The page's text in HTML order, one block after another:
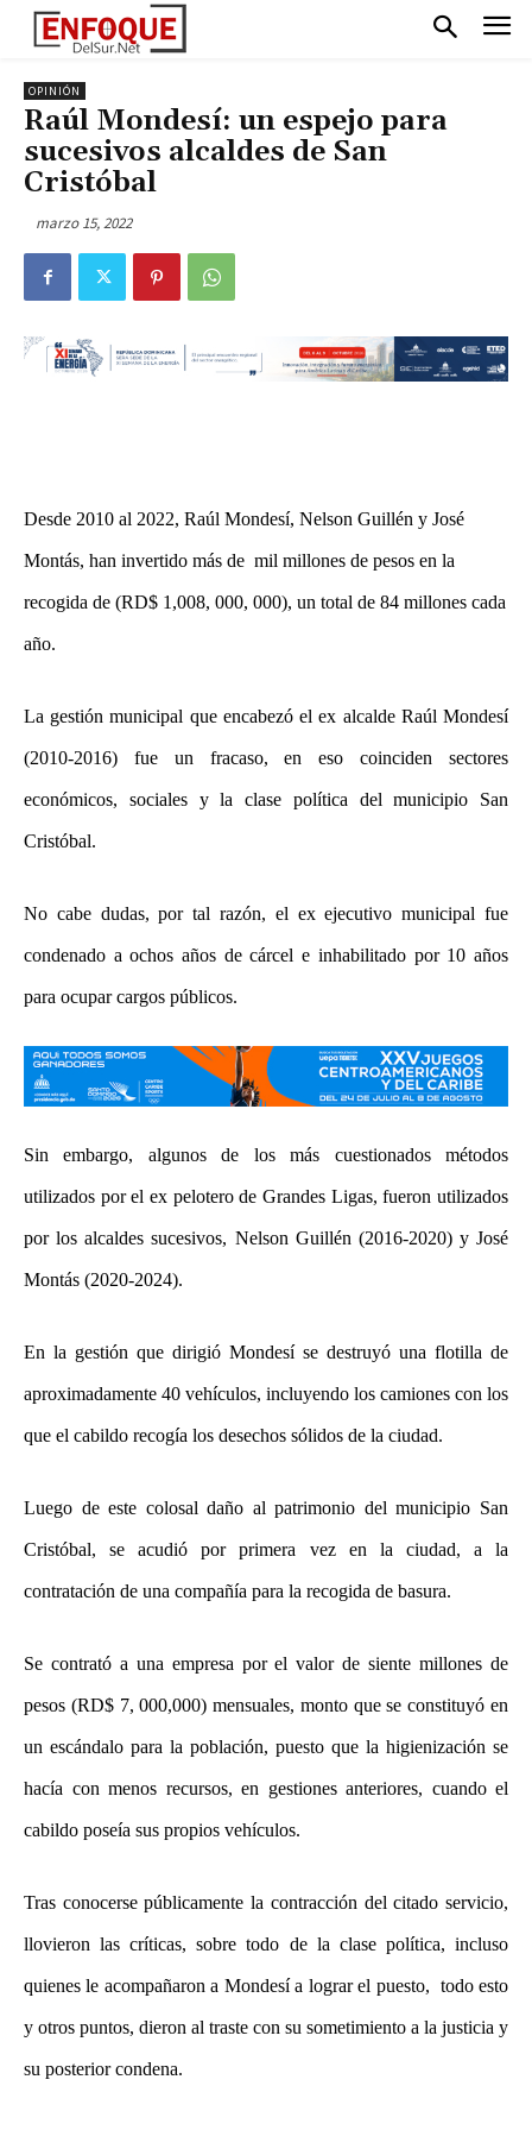
OPINIÓN
Raúl Mondesí: un espejo para
sucesivos alcaldes de San
Cristóbal
marzo 15, 2022
Desde 2010 al 2022, Raúl Mondesí, Nelson Guillén y José
Montás, han invertido más de mil millones de pesos en la
recogida de (RD$ 1,008, 000, 000), un total de 84 millones cada
año.
La gestión municipal que encabezó el ex alcalde Raúl Mondesí
(2010-2016) fue un fracaso, en eso coinciden sectores
económicos, sociales y la clase política del municipio San
Cristóbal.
No cabe dudas, por tal razón, el ex ejecutivo municipal fue
condenado a ochos años de cárcel e inhabilitado por 10 años
para ocupar cargos públicos.
Sin embargo, algunos de los más cuestionados métodos
utilizados por el ex pelotero de Grandes Ligas, fueron utilizados
por los alcaldes sucesivos, Nelson Guillén (2016-2020) y José
Montás (2020-2024).
En la gestión que dirigió Mondesí se destruyó una flotilla de
aproximadamente 40 vehículos, incluyendo los camiones con los
que el cabildo recogía los desechos sólidos de la ciudad.
Luego de este colosal daño al patrimonio del municipio San
Cristóbal, se acudió por primera vez en la ciudad, a la
contratación de una compañía para la recogida de basura.
Se contrató a una empresa por el valor de siente millones de
pesos (RD$ 7, 000,000) mensuales, monto que se constituyó en
un escándalo para la población, puesto que la higienización se
hacía con menos recursos, en gestiones anteriores, cuando el
cabildo poseía sus propios vehículos.
Tras conocerse públicamente la contracción del citado servicio,
llovieron las críticas, sobre todo de la clase política, incluso
quienes le acompañaron a Mondesí a lograr el puesto, todo esto
y otros puntos, dieron al traste con su sometimiento a la justicia y
su posterior condena.